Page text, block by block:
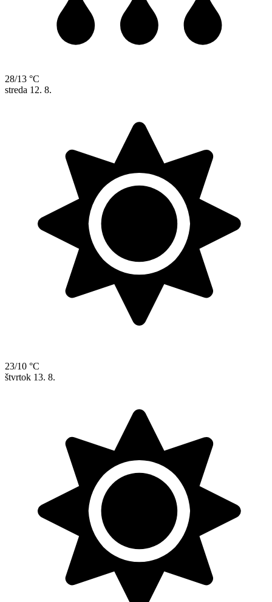
28/13 °C
streda 12. 8.
23/10 °C
štvrtok 13. 8.